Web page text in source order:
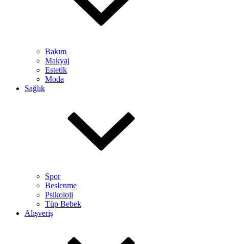
Bakım
Makyaj
Estetik
Moda
Sağlık
Spor
Beslenme
Psikoloji
Tüp Bebek
Alışveriş